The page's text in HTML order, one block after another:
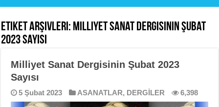
Etiket Arşivleri: Milliyet Sanat Dergisinin Şubat
2023 Sayısı
Milliyet Sanat Dergisinin Şubat 2023
Sayısı
5 Şubat 2023 ASANATLAR, DERGİLER 6,398